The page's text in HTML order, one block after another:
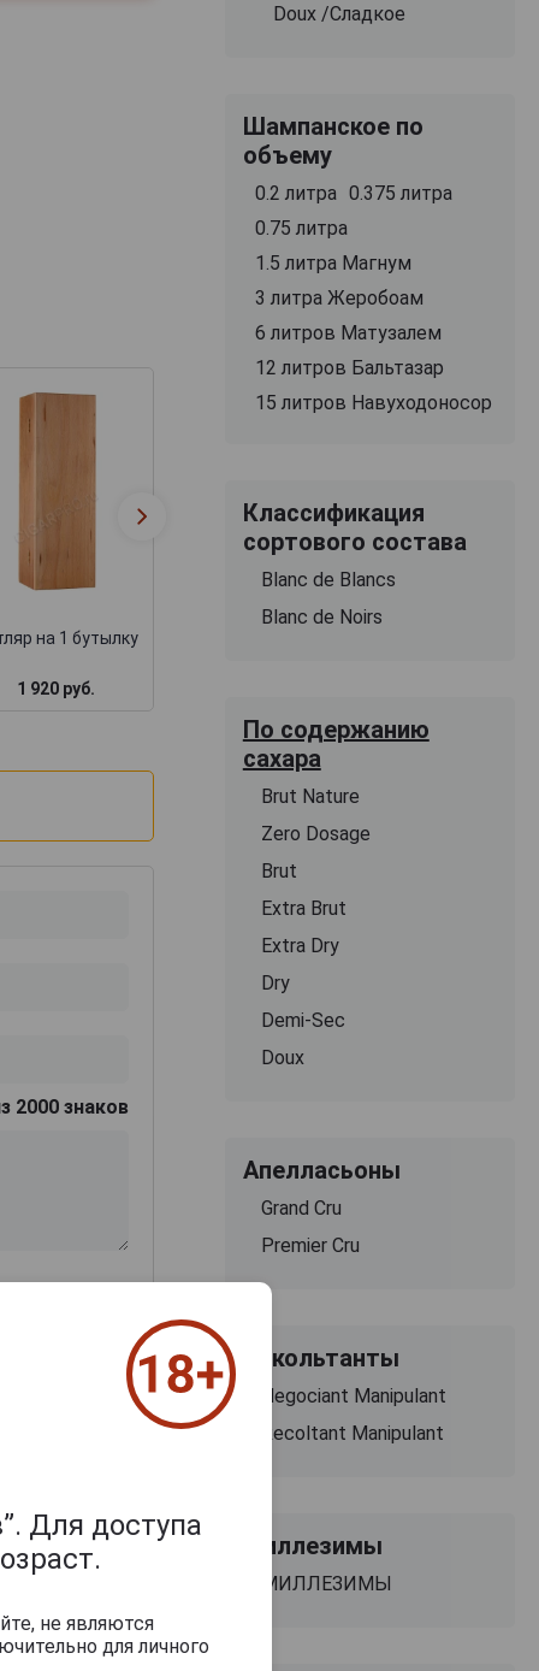
на 1 бутылку
1 920 руб.
Деревянная
коробка для коньяка
подарочный
набора
2000 знаков
Doux /Сладкое
Шампанское по
объему
0.2 литра 0.375 литра
0.75 литра
1.5 литра Магнум
3 литра Жеробоам
6 литров Матузалем
12 литров Бальтазар
15 литров Навуходоносор
Классификация
сортового состава
Blanc de Blancs
Blanc de Noirs
По содержанию
сахара
Brut Nature
Zero Dosage
Brut
Extra Brut
Extra Dry
Dry
Demi-Sec
Doux
Апелласьоны
Grand Cru
Premier Cru
Рекольтанты
Negociant Manipulant
Recoltant Manipulant
Миллезимы
МИЛЛЕЗИМЫ
Для доступа
не являются
для личного